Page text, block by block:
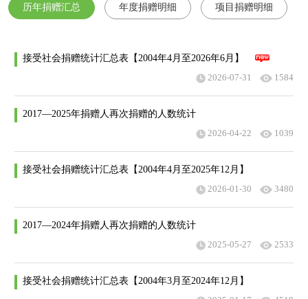
历年捐赠汇总 年度捐赠明细 项目捐赠明细
接受社会捐赠统计汇总表【2004年4月至2026年6月】
2026-07-31
1584
2017—2025年捐赠人再次捐赠的人数统计
2026-04-22
1039
接受社会捐赠统计汇总表【2004年4月至2025年12月】
2026-01-30
3480
2017—2024年捐赠人再次捐赠的人数统计
2025-05-27
2533
接受社会捐赠统计汇总表【2004年3月至2024年12月】